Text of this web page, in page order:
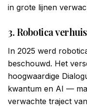
in grote lijnen
3. Robotica
In 2025 werd
beschouwd. Het
hoogwaardige
kwantum en AI —
verwachte traject